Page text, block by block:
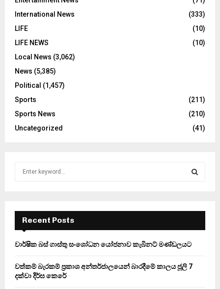
International News
(333)
LIFE
(10)
LIFE NEWS
(10)
Local News (3,062)
News (5,385)
Political (1,457)
Sports
(211)
Sports News
(210)
Uncategorized
(41)
f
r
E
A
Recent Posts
වාර්ෂික බස් ගාස්තු සංශෝධන යෝජනාව කැබිනට් මණ්ඩලයට
වත්කම් බැරකම් ප්‍රකාශ අන්තර්ජාලයෙන් බාරදීමේ කාලය ජූලි 7
දක්වා දීර්ඝ කෙරේ